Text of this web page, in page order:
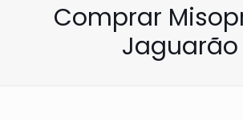
Comprar
Jaguarão